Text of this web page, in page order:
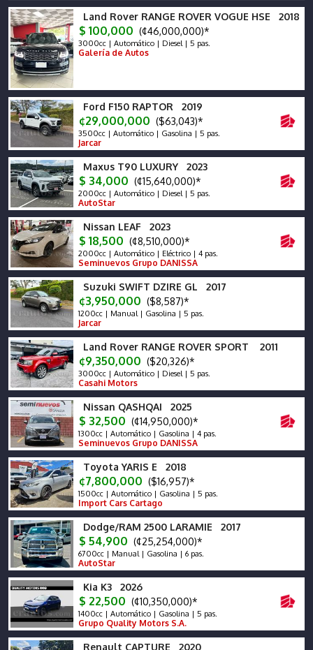
Land Rover RANGE ROVER VOGUE HSE 2018
$ 100,000 (¢46,000,000)*
3000cc | Automático | Diesel | 5 pas.
Galería de Autos
Ford F150 RAPTOR 2019
¢29,000,000 ($63,043)*
3500cc | Automático | Gasolina | 5 pas.
Jarcar
Maxus T90 LUXURY 2023
$ 34,000 (¢15,640,000)*
2000cc | Automático | Diesel | 5 pas.
AutoStar
Nissan LEAF 2023
$ 18,500 (¢8,510,000)*
2000cc | Automático | Eléctrico | 4 pas.
Seminuevos Grupo DANISSA
Suzuki SWIFT DZIRE GL 2017
¢3,950,000 ($8,587)*
1200cc | Manual | Gasolina | 5 pas.
Jarcar
Land Rover RANGE ROVER SPORT 2011
¢9,350,000 ($20,326)*
3000cc | Automático | Diesel | 5 pas.
Casahi Motors
Nissan QASHQAI 2025
$ 32,500 (¢14,950,000)*
1300cc | Automático | Gasolina | 4 pas.
Seminuevos Grupo DANISSA
Toyota YARIS E 2018
¢7,800,000 ($16,957)*
1500cc | Automático | Gasolina | 5 pas.
Import Cars Cartago
Dodge/RAM 2500 LARAMIE 2017
$ 54,900 (¢25,254,000)*
6700cc | Manual | Gasolina | 6 pas.
AutoStar
Kia K3 2026
$ 22,500 (¢10,350,000)*
1400cc | Automático | Gasolina | 5 pas.
Grupo Quality Motors S.A.
Renault CAPTURE 2020